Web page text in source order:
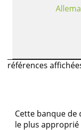
références
Cette banque de
le plus